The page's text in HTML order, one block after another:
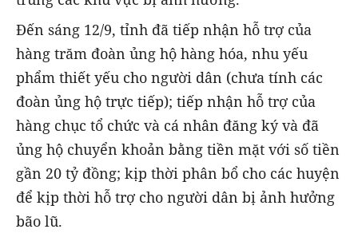
Đến sáng 12/9, tỉnh đã tiếp nhận hỗ trợ của
hàng trăm đoàn ủng hộ hàng hóa, nhu yếu
phẩm thiết yếu cho người dân (chưa tính các
đoàn ủng hộ trực tiếp); tiếp nhận hỗ trợ của
hàng chục tổ chức và cá nhân đăng ký và đã
ủng hộ chuyển khoản bằng tiền mặt với số tiền
gần 20 tỷ đồng; kịp thời phân bổ cho các huyện
để kịp thời hỗ trợ cho người dân bị ảnh hưởng
bão lũ.